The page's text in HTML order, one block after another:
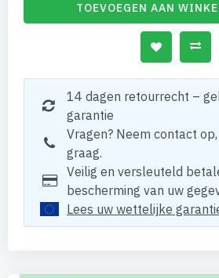
TOEVOEGEN AAN
14 dagen retourrecht –
garantie
Vragen? Neem contact
graag.
Veilig en versleuteld
bescherming van uw
Lees uw wettelijke